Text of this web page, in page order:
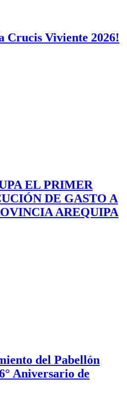
Crucis Viviente 2026!
EL PRIMER
DE GASTO A
AREQUIPA
del Pabellón
Aniversario de